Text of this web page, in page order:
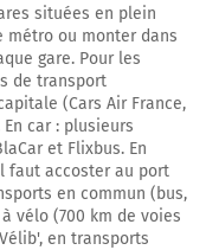
Nord) sur 173
situées en plein
métro ou monter dans
gare. Pour les
de transport
(Cars Air France,
car : plusieurs
et Flixbus. En
faut accoster au port
en commun (bus,
vélo (700 km de voies
en transports